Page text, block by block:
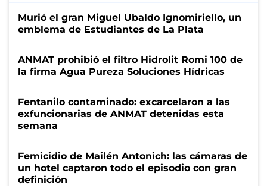
Murió el gran Miguel Ubaldo Ignomiriello, un
emblema de Estudiantes de La Plata
ANMAT prohibió el filtro Hidrolit Romi 100 de
la firma Agua Pureza Soluciones Hídricas
Fentanilo contaminado: excarcelaron a las
exfuncionarias de ANMAT detenidas esta
semana
Femicidio de Mailén Antonich: las cámaras de
un hotel captaron todo el episodio con gran
definición